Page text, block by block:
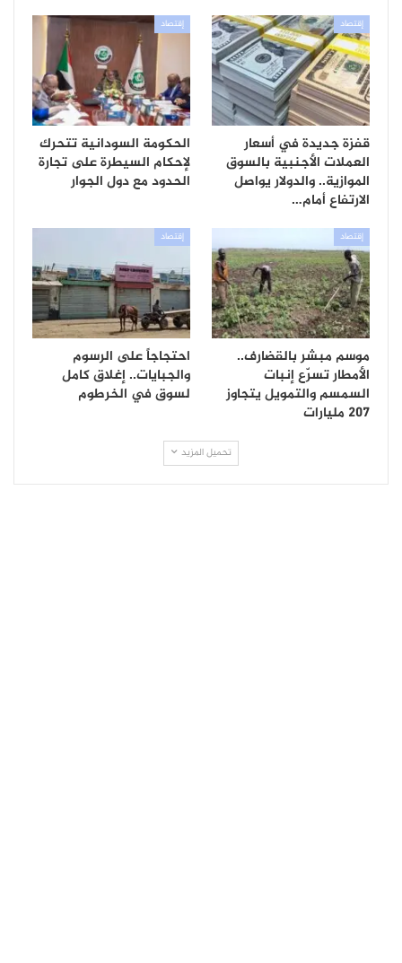
إقتصاد
قفزة جديدة في أسعار
العملات الأجنبية بالسوق
الموازية.. والدولار يواصل
الارتفاع أمام…
إقتصاد
الحكومة السودانية تتحرك
لإحكام السيطرة على تجارة
الحدود مع دول الجوار
إقتصاد
موسم مبشر بالقضارف..
الأمطار تسرّع إنبات
السمسم والتمويل يتجاوز
207 مليارات
إقتصاد
احتجاجاً على الرسوم
والجبايات.. إغلاق كامل
لسوق في الخرطوم
تحميل المزيد